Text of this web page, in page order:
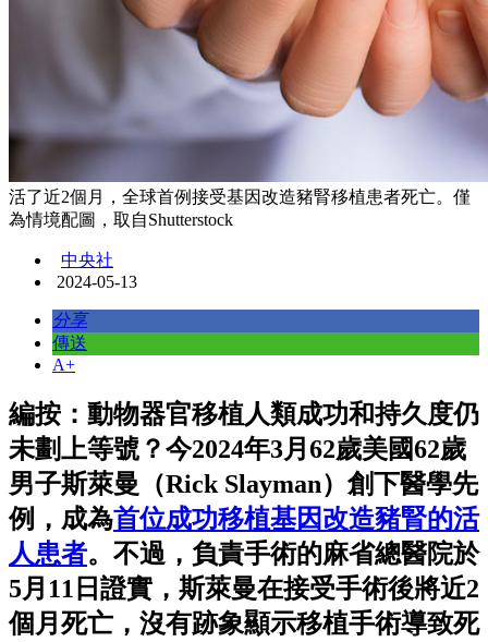
活了近2個月，全球首例接受基因改造豬腎移植患者死亡。僅
為情境配圖，取自Shutterstock
中央社
2024-05-13
分享
傳送
A+
編按：動物器官移植人類成功和持久度仍
未劃上等號？今2024年3月62歲美國62歲
男子斯萊曼（Rick Slayman）創下醫學先
例，成為首位成功移植基因改造豬腎的活
人患者。不過，負責手術的麻省總醫院於
5月11日證實，斯萊曼在接受手術後將近2
個月死亡，沒有跡象顯示移植手術導致死